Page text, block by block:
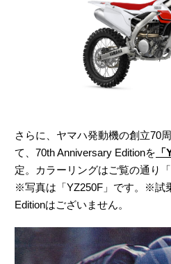
さらに、ヤマハ発動機の創立70
て、70th Anniversary Editionを
定。カラーリングはご覧の通り
※写真は「YZ250F」です。※試
Editionはございません。